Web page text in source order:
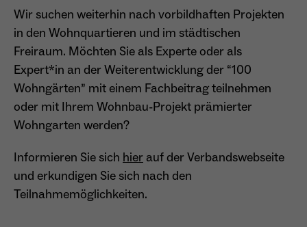
Wir suchen weiterhin nach vorbildhaften Projekten
in den Wohnquartieren und im städtischen
Freiraum. Möchten Sie als Experte oder als
Expert*in an der Weiterentwicklung der “100
Wohngärten” mit einem Fachbeitrag teilnehmen
oder mit Ihrem Wohnbau-Projekt prämierter
Wohngarten werden?
Informieren Sie sich hier auf der Verbandswebseite
und erkundigen Sie sich nach den
Teilnahmemöglichkeiten.